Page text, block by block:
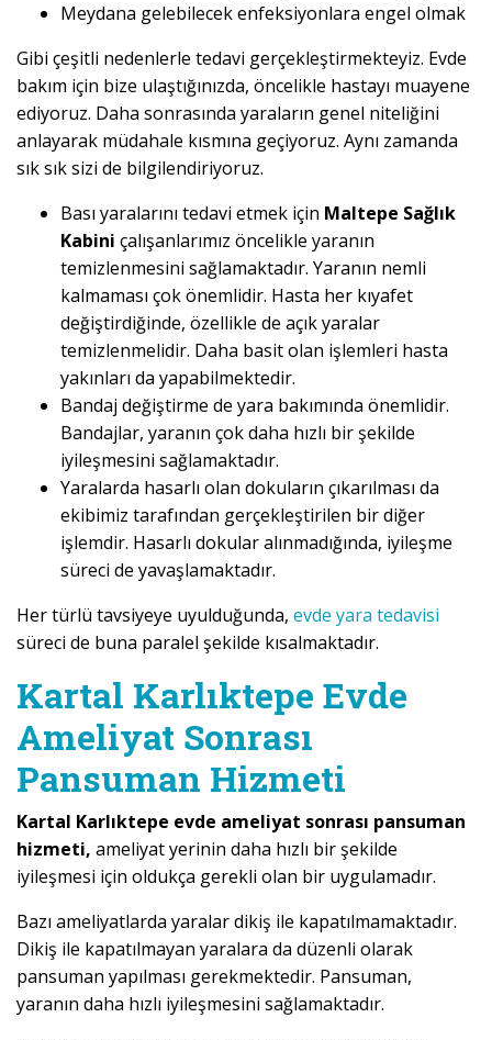
Meydana gelebilecek enfeksiyonlara engel olmak
Gibi çeşitli nedenlerle tedavi gerçekleştirmekteyiz. Evde
bakım için bize ulaştığınızda, öncelikle hastayı muayene
ediyoruz. Daha sonrasında yaraların genel niteliğini
anlayarak müdahale kısmına geçiyoruz. Aynı zamanda
sık sık sizi de bilgilendiriyoruz.
Bası yaralarını tedavi etmek için Maltepe Sağlık
Kabini çalışanlarımız öncelikle yaranın
temizlenmesini sağlamaktadır. Yaranın nemli
kalmaması çok önemlidir. Hasta her kıyafet
değiştirdiğinde, özellikle de açık yaralar
temizlenmelidir. Daha basit olan işlemleri hasta
yakınları da yapabilmektedir.
Bandaj değiştirme de yara bakımında önemlidir.
Bandajlar, yaranın çok daha hızlı bir şekilde
iyileşmesini sağlamaktadır.
Yaralarda hasarlı olan dokuların çıkarılması da
ekibimiz tarafından gerçekleştirilen bir diğer
işlemdir. Hasarlı dokular alınmadığında, iyileşme
süreci de yavaşlamaktadır.
Her türlü tavsiyeye uyulduğunda, evde yara tedavisi
süreci de buna paralel şekilde kısalmaktadır.
Kartal Karlıktepe Evde
Ameliyat Sonrası
Pansuman Hizmeti
Kartal Karlıktepe evde ameliyat sonrası pansuman
hizmeti, ameliyat yerinin daha hızlı bir şekilde
iyileşmesi için oldukça gerekli olan bir uygulamadır.
Bazı ameliyatlarda yaralar dikiş ile kapatılmamaktadır.
Dikiş ile kapatılmayan yaralara da düzenli olarak
pansuman yapılması gerekmektedir. Pansuman,
yaranın daha hızlı iyileşmesini sağlamaktadır.